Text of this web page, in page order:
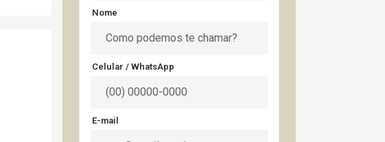
Nome
Celular / WhatsApp
E-mail